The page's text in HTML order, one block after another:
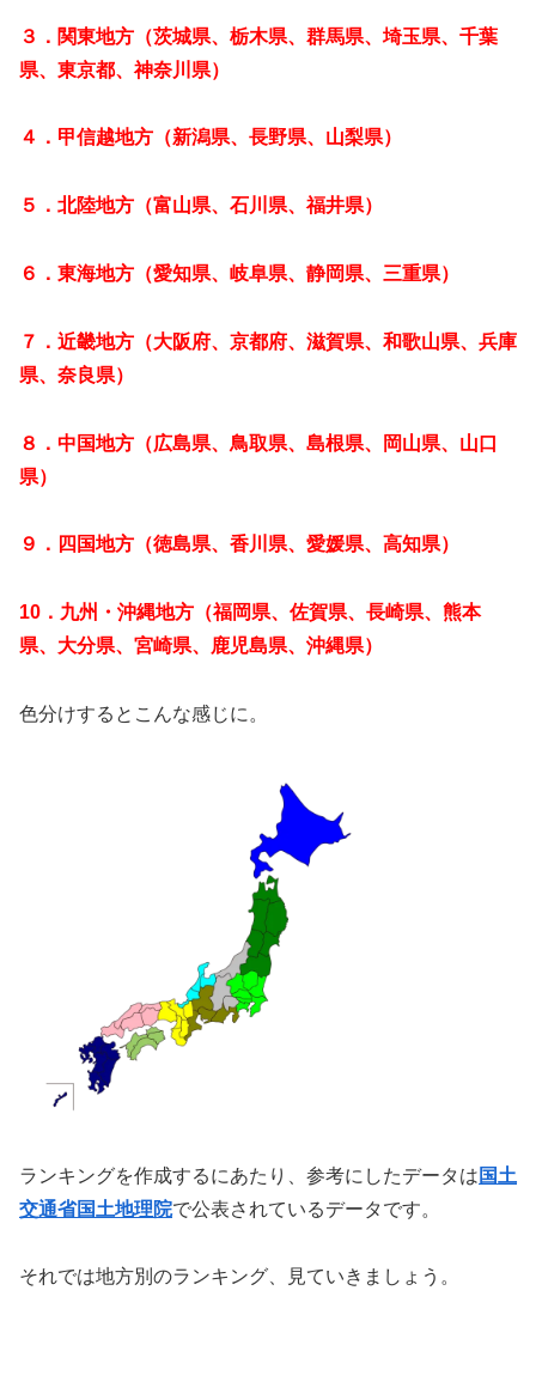
３．関東地方（茨城県、栃木県、群馬県、埼玉県、千葉
県、東京都、神奈川県）
４．甲信越地方（新潟県、長野県、山梨県）
５．北陸地方（富山県、石川県、福井県）
６．東海地方（愛知県、岐阜県、静岡県、三重県）
７．近畿地方（大阪府、京都府、滋賀県、和歌山県、兵庫
県、奈良県）
８．中国地方（広島県、鳥取県、島根県、岡山県、山口
県）
９．四国地方（徳島県、香川県、愛媛県、高知県）
10．九州・沖縄地方（福岡県、佐賀県、長崎県、熊本
県、大分県、宮崎県、鹿児島県、沖縄県）
色分けするとこんな感じに。
ランキングを作成するにあたり、参考にしたデータは 国土
交通省国土地理院で公表されているデータです。
それでは地方別のランキング、見ていきましょう。